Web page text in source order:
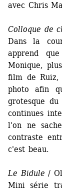
avec Chris
Colloque de
Dans la
apprend
Monique,
film de Ruiz,
photo afin
grotesque
continues
l'on ne
contraste
c'est beau.
Le Bidule /
Mini série